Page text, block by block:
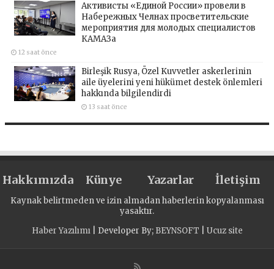
Активисты «Единой России» провели в
Набережных Челнах просветительские
мероприятия для молодых специалистов
КАМАЗа
12 saat önce
Birleşik Rusya, Özel Kuvvetler askerlerinin
aile üyelerini yeni hükümet destek önlemleri
hakkında bilgilendirdi
13 saat önce
Hakkımızda Künye Yazarlar İletişim
Kaynak belirtmeden ve izin almadan haberlerin kopyalanması
yasaktır.
Haber Yazılımı| Developer By; BEYNSOFT Ucuz site